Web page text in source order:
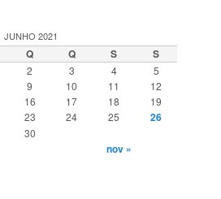
JUNHO 2021
Q Q S S
2 3 4
5
9 10 11
12
16 17 18
19
23 24 25 26
30
nov »